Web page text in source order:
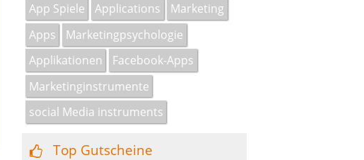
App Spiele
Applications
Marketing
Apps
Marketingpsychologie
Applikationen
Facebook-Apps
Marketinginstrumente
social Media instruments
Top Gutscheine